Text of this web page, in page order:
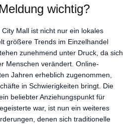
wichtig?
Mall ist nicht nur ein lokales
größere Trends im Einzelhandel
zunehmend unter Druck, da sich
Menschen verändert. Online-
Jahren erheblich zugenommen,
in Schwierigkeiten bringt. Die
beliebter Anziehungspunkt für
war, ist nun ein weiteres
denen sich traditionelle